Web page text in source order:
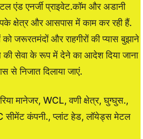
एंड एनर्जी प्राइवेट.कॉम और अडानी
क्षेत्र और आसपास में काम कर रही हैं.
जरूरतमंदों और राहगीरों की प्यास बुझाने
सेवा के रूप में देने का आदेश दिया जाना
से निजात दिलाया जाएं.
मानेजर, WCL, वणी क्षेत्र, घुग्घुस.,
सीमेंट कंपनी., प्लांट हेड, लॉयेड्स मेटल